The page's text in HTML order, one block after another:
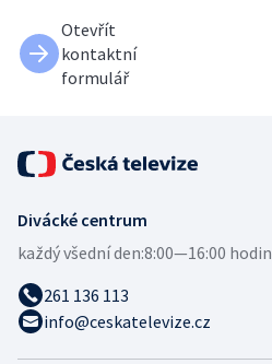
Otevřít
kontaktní
formulář
Divácké centrum
každý všední den:8:00—16:00 hodin
261 136 113
info@ceskatelevize.cz